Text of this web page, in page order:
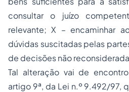
consultar o juízo
relevante; X – encaminhar
dúvidas suscitadas pelas
de decisões não
Tal alteração vai de
artigo 9ª, da Lei n.º 9.492/97,